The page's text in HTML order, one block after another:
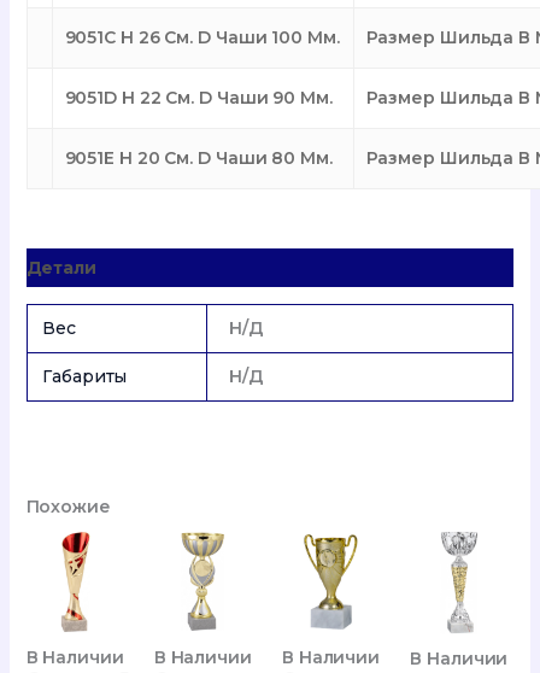
9051C H 26 См. D Чаши 100 Мм. Размер Шильда В
9051D H 22 См. D Чаши 90 Мм. Размер Шильда В
9051E H 20 См. D Чаши 80 Мм. Размер Шильда В
Детали
Вес Н/Д
Габариты Н/Д
Похожие
В Наличии
В Наличии
В Наличии
В Наличии